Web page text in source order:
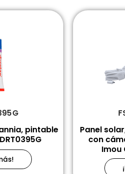
pintable
Panel
con
Imou